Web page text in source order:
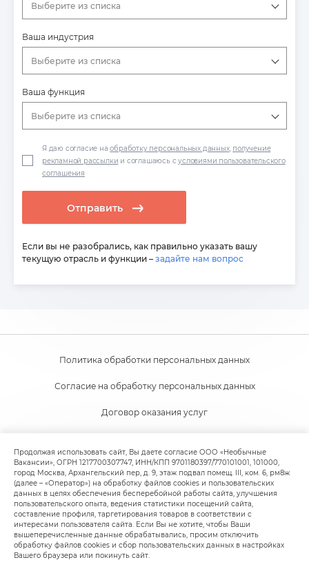
Выберите из списка
Ваша индустрия
Выберите из списка
Ваша функция
Выберите из списка
Я даю согласие наобработку персональных данных, получение
рекламной рассылки и соглашаюсь сусловиями пользовательского
соглашения
Отправить
Если вы не разобрались, как правильно указать вашу
текущую отрасль и функции – задайте нам вопрос
Политика обработки персональных данных
Согласие на обработку персональных данных
Договор оказания услуг
Пользовательское соглашение
Политика обработки файлов cookie
Продолжая использовать сайт, Вы даете согласие ООО «Необычные
Вакансии», ОГРН 1217700307747, ИНН/КПП 9701180397/770101001, 101000,
город Москва, Архангельский пер, д. 9, этаж подвал помещ. III, ком. 6, рм8ж
(далее – «Оператор») на обработку файлов cookies и пользовательских
данных в целях обеспечения бесперебойной работы сайта, улучшения
пользовательского опыта, ведения статистики посещений сайта,
составление профиля, таргетирования товаров в соответствии с
интересами пользователя сайта. Если Вы не хотите, чтобы Ваши
вышеперечисленные данные обрабатывались, просим отключить
обработку файлов cookies и сбор пользовательских данных в настройках
Вашего браузера или покинуть сайт.